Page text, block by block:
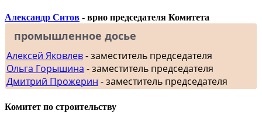
Александр Ситов - врио председателя Комитета
промышленное досье
Алексей Яковлев- заместитель председателя
Ольга Горышина - заместитель председателя
Дмитрий Прожерин - заместитель председателя
Комитет по строительству